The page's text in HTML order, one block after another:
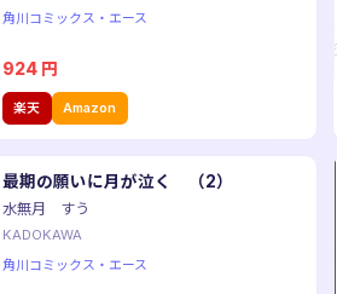
角川コミックス・エース
924 円
楽天 Amazon
最期の願いに月が泣く （2）
水無月 すう
KADOKAWA
角川コミックス・エース